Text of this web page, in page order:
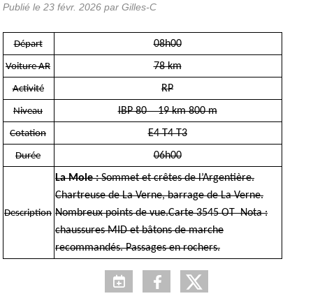
Publié le 23 févr. 2026 par Gilles-C
Départ 08h00
Voiture AR 78 km
Activité RP
Niveau IBP 80 19 km 800 m
Cotation E4 T4 T3
Durée 06h00
Description
La Mole :Sommet et crêtes de l’Argentière.
Chartreuse de La Verne, barrage de La Verne.
Nombreux points de vue.Carte 3545 OT Nota :
chaussures MID et bâtons de marche
recommandés. Passages en rochers.